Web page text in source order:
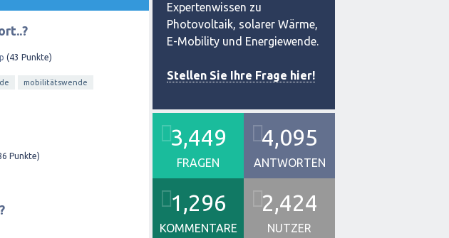
(43 Punkte)
mobilitätswende
Punkte)
Expertenwissen zu
Photovoltaik, solarer Wärme,
E-Mobility und Energiewende.
Stellen Sie Ihre Frage hier!
3,449
FRAGEN
4,095
ANTWORTEN
1,296
KOMMENTARE
2,424
NUTZER